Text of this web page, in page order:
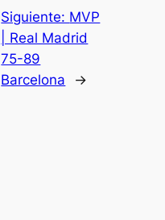
Siguiente: MVP
| Real Madrid
75-89
Barcelona
→